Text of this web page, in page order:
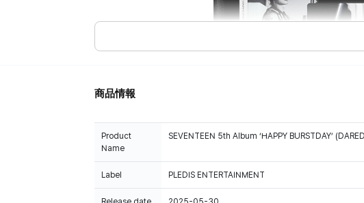
商品情報
Product
Name
SEVENTEEN 5th Album ‘HAPPY BURSTDAY’
Label PLEDIS ENTERTAINMENT